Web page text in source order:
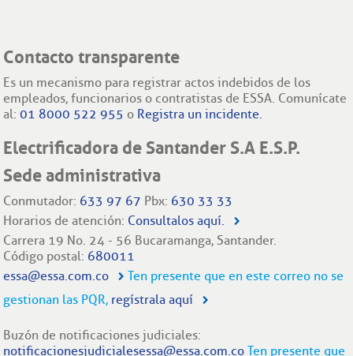
Contacto transparente
Es un mecanismo para registrar actos indebidos de los
empleados, funcionarios o contratistas de ESSA. Comunícate
al:01 8000 522 955 o Registra un incidente.
Electrificadora de Santander S.A E.S.P.
Sede administrativa
Conmutador: 633 97 67 Pbx: 630 33 33
Horarios de atención: Consultalos aquí.
Carrera 19 No. 24 - 56 Bucaramanga, Santander.
Código postal: 680011
essa@essa.com.co
Ten presente que en este correo no se
gestionan las PQR, regístrala aquí
Buzón de notificaciones judiciales:
notificacionesjudicialesessa@essa.com.co Ten presente que